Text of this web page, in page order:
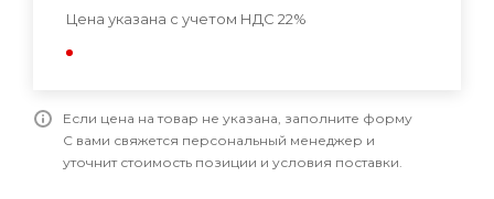
Цена указана с учетом НДС 22%
Если цена на товар не указана, заполните форму
С вами свяжется персональный менеджер и
уточнит стоимость позиции и условия поставки.